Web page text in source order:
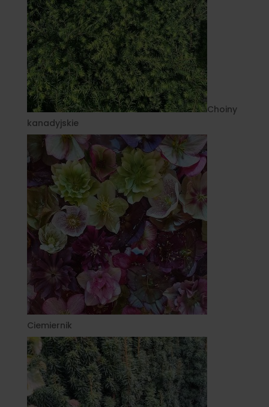
Choiny
kanadyjskie
Ciemiernik